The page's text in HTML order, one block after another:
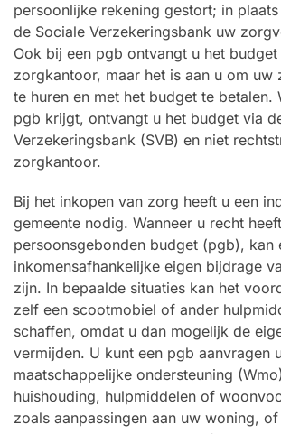
persoonlijke rekening gestort; in
de Sociale Verzekeringsbank uw
Ook bij een pgb ontvangt u het budget
zorgkantoor, maar het is aan u om uw
te huren en met het budget te betalen.
pgb krijgt, ontvangt u het budget via
Verzekeringsbank (SVB) en niet
zorgkantoor.
Bij het inkopen van zorg heeft u een
gemeente nodig. Wanneer u recht
persoonsgebonden budget (pgb), kan
inkomensafhankelijke eigen bijdrage
zijn. In bepaalde situaties kan het
zelf een scootmobiel of ander
schaffen, omdat u dan mogelijk de
vermijden. U kunt een pgb aanvragen
maatschappelijke ondersteuning
huishouding, hulpmiddelen of
zoals aanpassingen aan uw woning,